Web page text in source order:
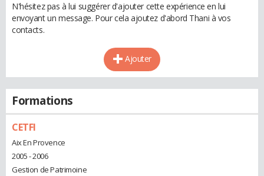
N'hésitez pas à lui suggérer d'ajouter cette expérience en lui
envoyant un message. Pour cela ajoutez d'abord Thani à vos
contacts.
Ajouter
Formations
CETFI
Aix En Provence
2005 - 2006
Gestion de Patrimoine